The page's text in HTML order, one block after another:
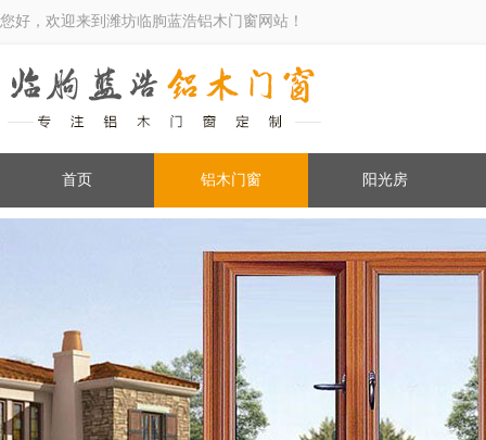
您好，欢迎来到潍坊临朐蓝浩铝木门窗网站！
首页 铝木门窗 阳光房